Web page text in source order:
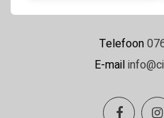
Telefoon
E-mail